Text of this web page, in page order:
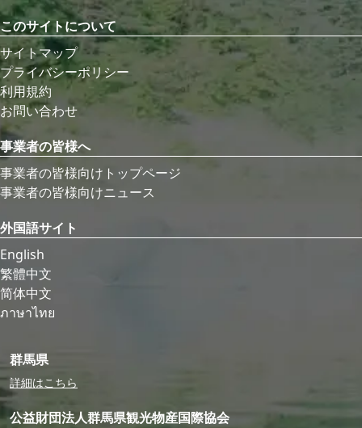
このサイトについて
サイトマップ
プライバシーポリシー
利用規約
お問い合わせ
事業者の皆様へ
事業者の皆様向けトップページ
事業者の皆様向けニュース
外国語サイト
English
繁體中文
简体中文
ภาษาไทย
群馬県
詳細はこちら
公益財団法人群馬県観光物産国際協会